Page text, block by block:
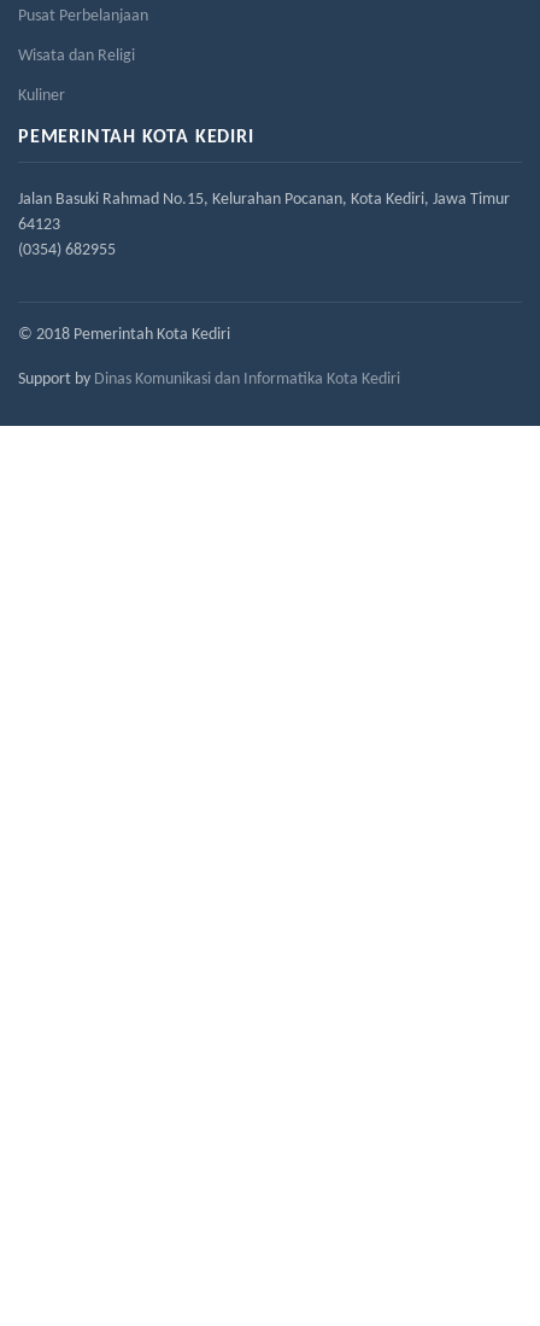
Pusat Perbelanjaan
Wisata dan Religi
Kuliner
PEMERINTAH KOTA KEDIRI
Jalan Basuki Rahmad No.15, Kelurahan Pocanan, Kota Kediri, Jawa Timur
64123
(0354) 682955
© 2018 Pemerintah Kota Kediri
Support by Dinas Komunikasi dan Informatika Kota Kediri